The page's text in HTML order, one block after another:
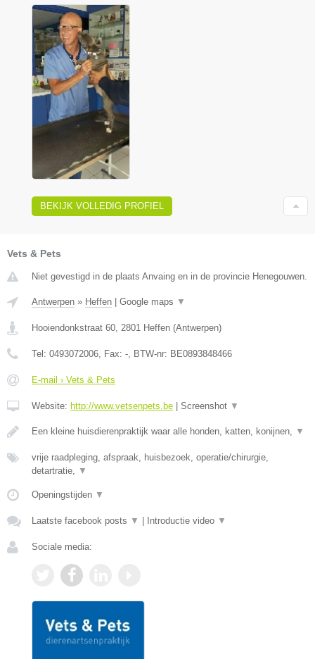
BEKIJK VOLLEDIG PROFIEL
Vets & Pets
Niet gevestigd in de plaats Anvaing en in de provincie Henegouwen.
Antwerpen » Heffen | Google maps ▼
Hooiendonkstraat 60 2801 Heffen (Antwerpen)
Tel: 0493072006 , Fax: - , BTW-nr: BE0893848466
E-mail › Vets & Pets
Website: http://www.vetsenpets.be | Screenshot ▼
Een kleine huisdierenpraktijk waar alle honden, katten, konijnen, ▼
vrije raadpleging, afspraak, huisbezoek, operatie/chirurgie,
detartratie,
▼
Openingstijden ▼
Laatste facebook posts ▼ | Introductie video ▼
Sociale media: